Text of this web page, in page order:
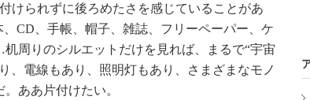
けられずに後ろめたさを感じていることがあ
CD、手帳、帽子、雑誌、フリーペーパー、ケ
周りのシルエットだけを見れば、まるで“宇宙
、電線もあり、照明灯もあり、さまざまなモノ
ああ片付けたい。